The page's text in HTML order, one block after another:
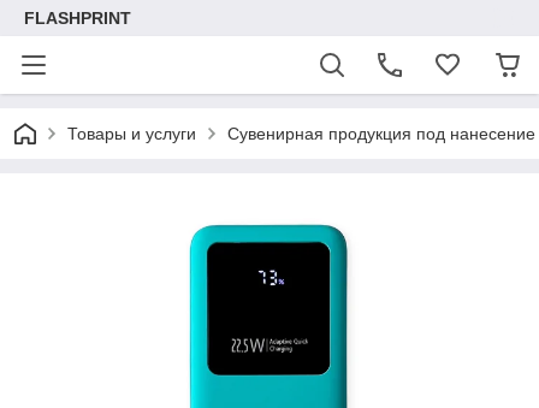
FLASHPRINT
Товары и услуги Сувенирная продукция под нанесение